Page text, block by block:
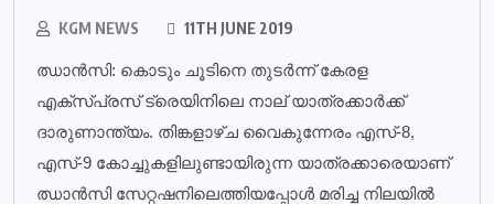
KGM NEWS 11TH JUNE 2019
ഝാന്‍സി: കൊടും ചൂടിനെ തുടര്‍ന്ന് കേരള
എക്സ്പ്രസ് ട്രെയിനിലെ നാല് യാത്രക്കാര്‍ക്ക്
ദാരുണാന്ത്യം. തിങ്കളാഴ്ച വൈകുന്നേരം എസ്-8,
എസ്-9 കോച്ചുകളിലുണ്ടായിരുന്ന യാത്രക്കാരെയാണ്
ഝാന്‍സി സേറ്റഷനിലെത്തിയപ്പോള്‍ മരിച്ച നിലയില്‍